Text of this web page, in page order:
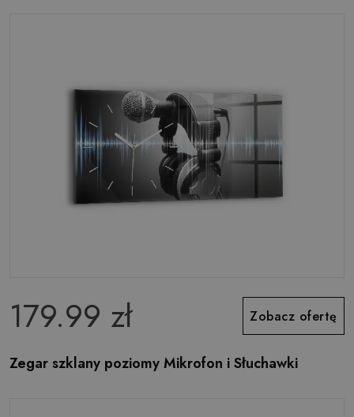
179.99 zł Zobacz ofertę
Zegar szklany poziomy Mikrofon i Słuchawki